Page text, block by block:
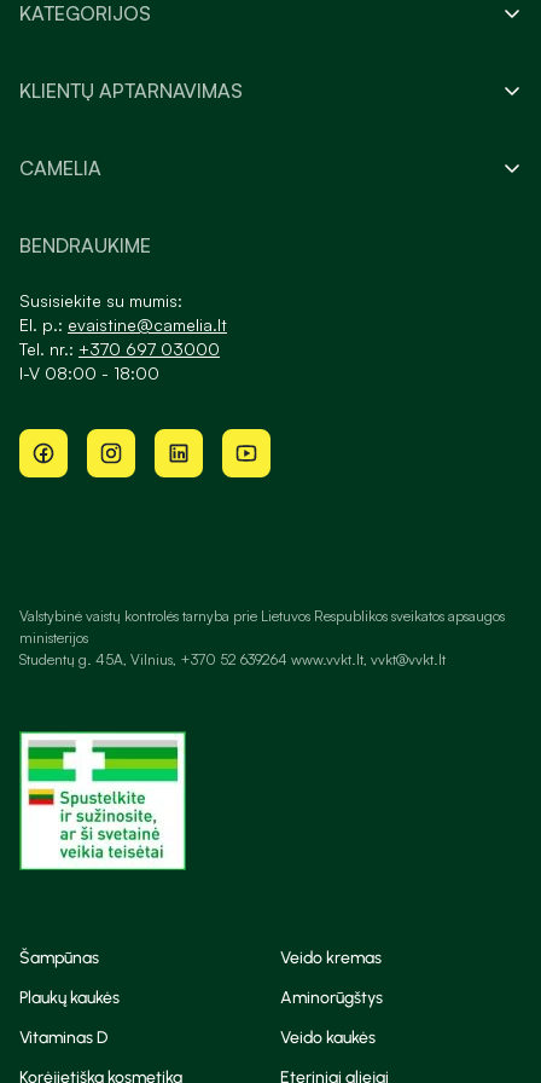
KATEGORIJOS
KLIENTŲ APTARNAVIMAS
CAMELIA
BENDRAUKIME
Susisiekite su mumis:
El. p.: evaistine@camelia.lt
Tel. nr.: +370 697 03000
I-V 08:00 - 18:00
Valstybinė vaistų kontrolės tarnyba prie Lietuvos Respublikos sveikatos apsaugos
ministerijos
Studentų g. 45A, Vilnius, +370 52 639264 www.vvkt.lt, vvkt@vvkt.lt
Šampūnas
Veido kremas
Plaukų kaukės
Aminorūgštys
Vitaminas D
Veido kaukės
Korėjietiška kosmetika
Eteriniai aliejai